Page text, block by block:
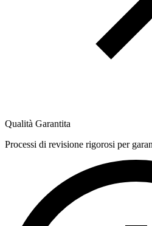
Qualità Garantita
Processi di revisione rigorosi per